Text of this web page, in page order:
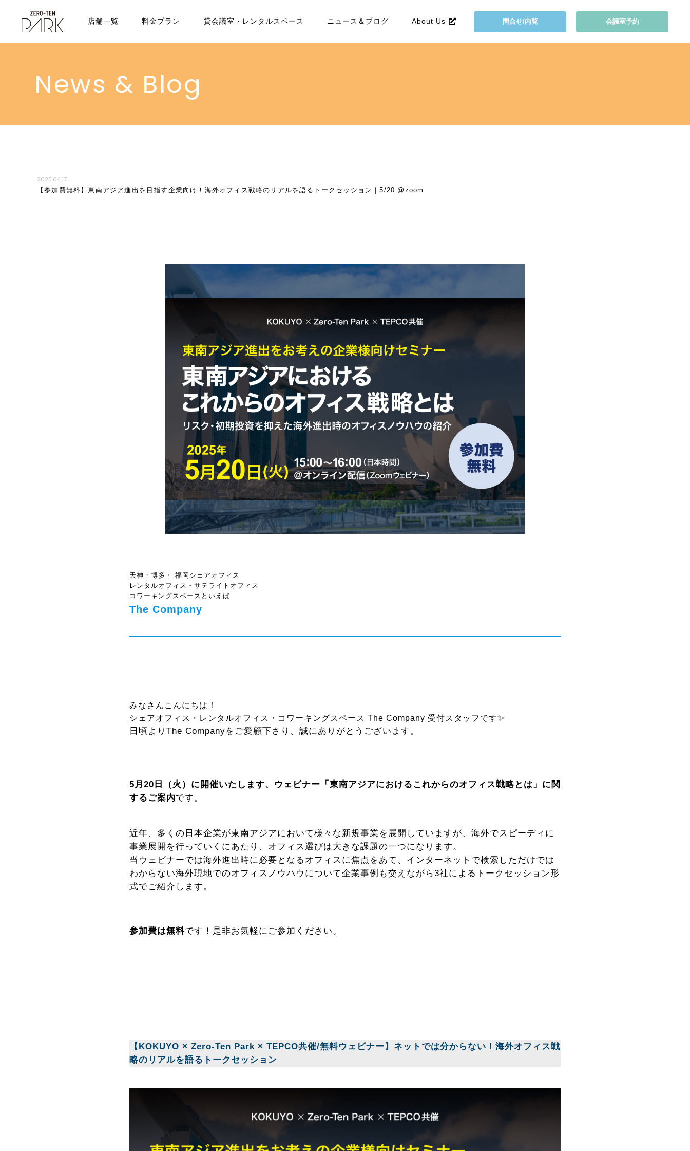
店舗一覧 料金プラン 貸会議室・レンタルスペース ニュース＆ブログ About Us 問合せ/内覧 会議室予約
News & Blog
2025.04.17
【参加費無料】東南アジア進出を目指す企業向け！海外オフィス戦略のリアルを語るトークセッション｜5/20 @zoom
天神・博多・ 福岡シェアオフィス
レンタルオフィス・サテライトオフィス
コワーキングスペースといえば
The Company
みなさんこんにちは！
シェアオフィス・レンタルオフィス・コワーキングスペース The Company 受付スタッフです✨
日頃よりThe Companyをご愛顧下さり、誠にありがとうございます。
5 月20日（火）に開催いたします、ウェビナー「東南アジアにおけるこれからのオフィス戦略とは」に関
するご案内です。
近年、多くの日本企業が東南アジアにおいて様々な新規事業を展開していますが、海外でスピーディに
事業展開を行っていくにあたり、オフィス選びは大きな課題の一つになります。
当ウェビナーでは海外進出時に必要となるオフィスに焦点をあて、インターネットで検索しただけでは
わからない海外現地でのオフィスノウハウについて企業事例も交えながら3社によるトークセッション形
式でご紹介します。
参加費は無料です！是非お気軽にご参加ください。
【KOKUYO × Zero-Ten Park × TEPCO共催/無料ウェビナー】ネットでは分からない！海外オフィス戦
略のリアルを語るトークセッション